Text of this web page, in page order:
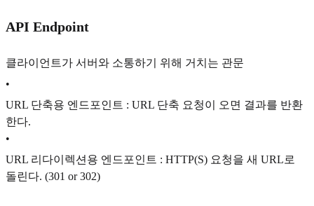
API Endpoint
클라이언트가 서버와 소통하기 위해 거치는 관문
•
URL 단축용 엔드포인트 : URL 단축 요청이 오면 결과를 반환
한다.
•
URL 리다이렉션용 엔드포인트 : HTTP(S) 요청을 새 URL로
돌린다. (301 or 302)